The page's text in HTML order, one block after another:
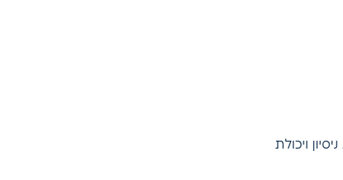
ויכולת